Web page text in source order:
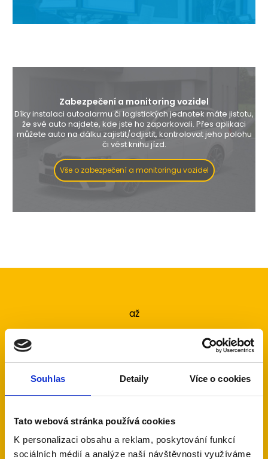
Souhlas Detaily Více o cookies
Tato webová stránka používá cookies
K personalizaci obsahu a reklam, poskytování funkcí
sociálních médií a analýze naší návštěvnosti využíváme
Zabezpečení a monitoring vozidel
Díky instalaci autoalarmu či logistických jednotek máte jistotu,
že své auto najdete, kde jste ho zaparkovali. Přes aplikaci
můžete auto na dálku zajistit/odjistit, kontrolovat jeho polohu
či vést knihu jízd.
Vše o zabezpečení a monitoringu vozidel
až
let servisní podpory
s novou instalací alarmu